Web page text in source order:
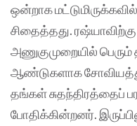
ஒன்றாக
சிதைத்தது.
அணுகுமுறையில்
ஆண்டுகளாக
தங்கள் சுதந்திரத்தைப்
போதிக்கின்றனர்.